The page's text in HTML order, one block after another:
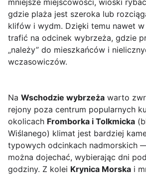
mniejsze miejscowości, wioski
gdzie plaża jest szeroka lub
klifów i wydm. Dzięki temu nawet
trafić na odcinek wybrzeża, gdzie
„należy” do mieszkańców i
wczasowiczów.
Na Wschodzie wybrzeża warto
rejony poza centrum popularnych
okolicach Fromborka i Tolkmicka
Wiślanego) klimat jest bardziej
typowych odcinkach nadmorskich
można dojechać, wybierając dni
godziny. Z kolei Krynica Morska i